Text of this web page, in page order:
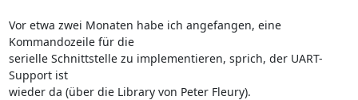
Vor etwa zwei Monaten habe ich angefangen, eine
Kommandozeile für die
serielle Schnittstelle zu implementieren, sprich, der UART-
Support ist
wieder da (über die Library von Peter Fleury).